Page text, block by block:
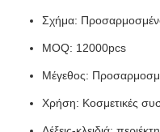
Σχήμα:
MOQ: 12000pcs
Μέγεθος:
Χρήση: Κοσμετικές